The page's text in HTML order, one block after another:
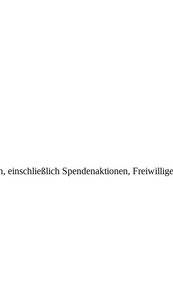
Spendenaktionen,